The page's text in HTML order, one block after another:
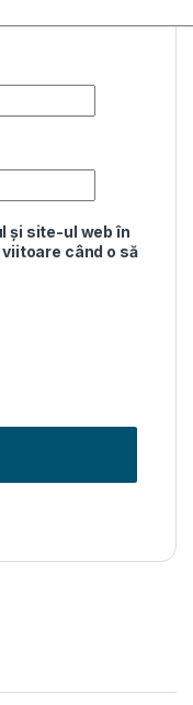
și site-ul web în
când o să